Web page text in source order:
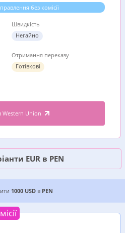
без комісії
Швидкість
Негайно
Отримання переказу
Готівкові
Western Union
EUR в PEN
ДЕ ВИГІДНІШЕ
1000 USD в PEN